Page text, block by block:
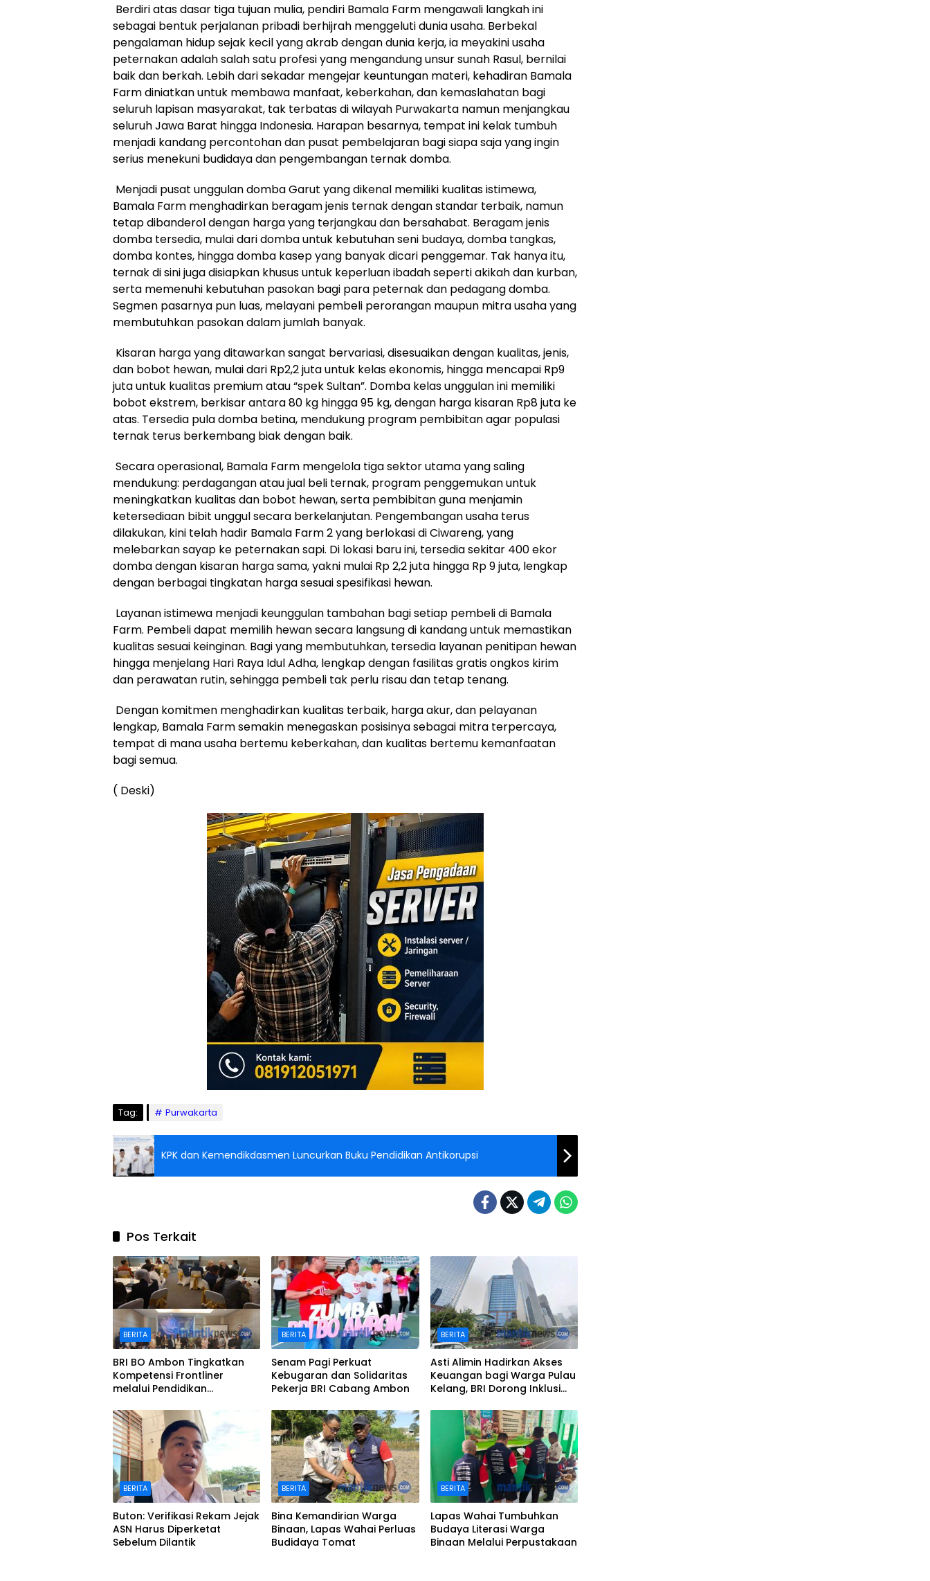
Berdiri atas dasar tiga tujuan mulia, pendiri Bamala Farm mengawali langkah ini
sebagai bentuk perjalanan pribadi berhijrah menggeluti dunia usaha. Berbekal
pengalaman hidup sejak kecil yang akrab dengan dunia kerja, ia meyakini usaha
peternakan adalah salah satu profesi yang mengandung unsur sunah Rasul, bernilai
baik dan berkah. Lebih dari sekadar mengejar keuntungan materi, kehadiran Bamala
Farm diniatkan untuk membawa manfaat, keberkahan, dan kemaslahatan bagi
seluruh lapisan masyarakat, tak terbatas di wilayah Purwakarta namun menjangkau
seluruh Jawa Barat hingga Indonesia. Harapan besarnya, tempat ini kelak tumbuh
menjadi kandang percontohan dan pusat pembelajaran bagi siapa saja yang ingin
serius menekuni budidaya dan pengembangan ternak domba.
Menjadi pusat unggulan domba Garut yang dikenal memiliki kualitas istimewa,
Bamala Farm menghadirkan beragam jenis ternak dengan standar terbaik, namun
tetap dibanderol dengan harga yang terjangkau dan bersahabat. Beragam jenis
domba tersedia, mulai dari domba untuk kebutuhan seni budaya, domba tangkas,
domba kontes, hingga domba kasep yang banyak dicari penggemar. Tak hanya itu,
ternak di sini juga disiapkan khusus untuk keperluan ibadah seperti akikah dan kurban,
serta memenuhi kebutuhan pasokan bagi para peternak dan pedagang domba.
Segmen pasarnya pun luas, melayani pembeli perorangan maupun mitra usaha yang
membutuhkan pasokan dalam jumlah banyak.
Kisaran harga yang ditawarkan sangat bervariasi, disesuaikan dengan kualitas, jenis,
dan bobot hewan, mulai dari Rp2,2 juta untuk kelas ekonomis, hingga mencapai Rp9
juta untuk kualitas premium atau “spek Sultan”. Domba kelas unggulan ini memiliki
bobot ekstrem, berkisar antara 80 kg hingga 95 kg, dengan harga kisaran Rp8 juta ke
atas. Tersedia pula domba betina, mendukung program pembibitan agar populasi
ternak terus berkembang biak dengan baik.
Secara operasional, Bamala Farm mengelola tiga sektor utama yang saling
mendukung: perdagangan atau jual beli ternak, program penggemukan untuk
meningkatkan kualitas dan bobot hewan, serta pembibitan guna menjamin
ketersediaan bibit unggul secara berkelanjutan. Pengembangan usaha terus
dilakukan, kini telah hadir Bamala Farm 2 yang berlokasi di Ciwareng, yang
melebarkan sayap ke peternakan sapi. Di lokasi baru ini, tersedia sekitar 400 ekor
domba dengan kisaran harga sama, yakni mulai Rp 2,2 juta hingga Rp 9 juta, lengkap
dengan berbagai tingkatan harga sesuai spesifikasi hewan.
Layanan istimewa menjadi keunggulan tambahan bagi setiap pembeli di Bamala
Farm. Pembeli dapat memilih hewan secara langsung di kandang untuk memastikan
kualitas sesuai keinginan. Bagi yang membutuhkan, tersedia layanan penitipan hewan
hingga menjelang Hari Raya Idul Adha, lengkap dengan fasilitas gratis ongkos kirim
dan perawatan rutin, sehingga pembeli tak perlu risau dan tetap tenang.
Dengan komitmen menghadirkan kualitas terbaik, harga akur, dan pelayanan
lengkap, Bamala Farm semakin menegaskan posisinya sebagai mitra terpercaya,
tempat di mana usaha bertemu keberkahan, dan kualitas bertemu kemanfaatan
bagi semua.
( Deski)
Tag: Purwakarta
KPK dan Kemendikdasmen Luncurkan Buku Pendidikan Antikorupsi
Pos Terkait
BERITA
BRI BO Ambon Tingkatkan
Kompetensi Frontliner
melalui Pendidikan
BERITA
Senam Pagi Perkuat
Kebugaran dan Solidaritas
Pekerja BRI Cabang Ambon
BERITA
Asti Alimin Hadirkan Akses
Keuangan bagi Warga Pulau
Kelang, BRI Dorong Inklusi
BERITA
Buton: Verifikasi Rekam Jejak
ASN Harus Diperketat
Sebelum Dilantik
BERITA
Bina Kemandirian Warga
Binaan, Lapas Wahai Perluas
Budidaya Tomat
BERITA
Lapas Wahai Tumbuhkan
Budaya Literasi Warga
Binaan Melalui Perpustakaan